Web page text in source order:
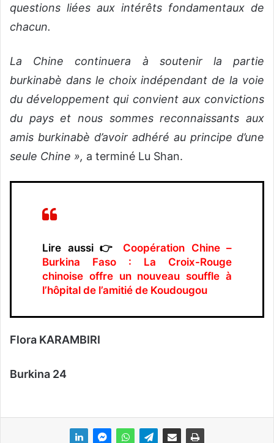
questions liées aux intérêts fondamentaux de
chacun.
La Chine continuera à soutenir la partie
burkinabè dans le choix indépendant de la voie
du développement qui convient aux convictions
du pays et nous sommes reconnaissants aux
amis burkinabè d’avoir adhéré au principe d’une
seule Chine », a terminé Lu Shan.
Lire aussi 👉
Coopération Chine –
Burkina Faso : La Croix-Rouge
chinoise offre un nouveau souffle à
l’hôpital de l’amitié de Koudougou
Flora KARAMBIRI
Burkina 24